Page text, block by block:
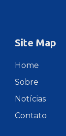
Site Map
Home
Sobre
Notícias
Contato